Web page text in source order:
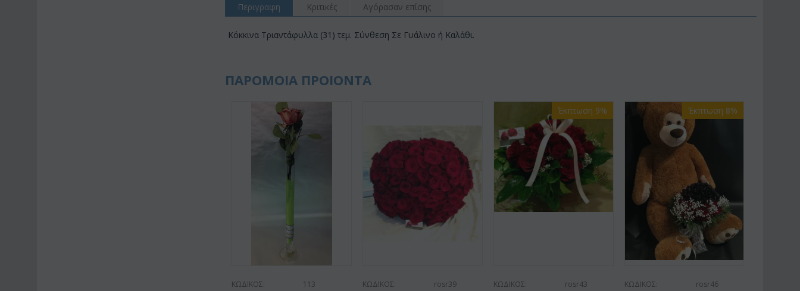
Περιγραφη Κριτικές Αγόρασαν επίσης
Κόκκινα Τριαντάφυλλα (31) τεμ. Σύνθεση Σε Γυάλινο ή Καλάθι.
ΠΑΡΟΜΟΙΑ ΠΡΟΙΟΝΤΑ
ΚΩΔΙΚΟΣ: 113 ΚΩΔΙΚΟΣ: rosr39
Έκπτωση 9%
ΚΩΔΙΚΟΣ: rosr43
Έκπτωση 8%
ΚΩΔΙΚΟΣ: rosr46